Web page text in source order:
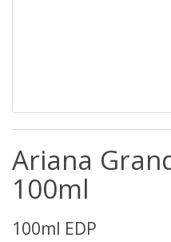
Ariana
100ml
100ml EDP